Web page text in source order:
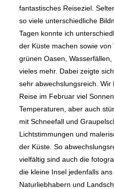
fantastisches Reiseziel.
so viele unterschiedliche
Tagen konnte ich
der Küste machen sowie von
grünen Oasen,
vieles mehr. Dabei zeigte
sehr abwechslungsreich.
Reise im Februar viel
Temperaturen, aber auch
mit Schneefall und
Lichtstimmungen und
der Küste. So
vielfältig sind auch die
die kleine Insel jedenfalls
Naturliebhabern und